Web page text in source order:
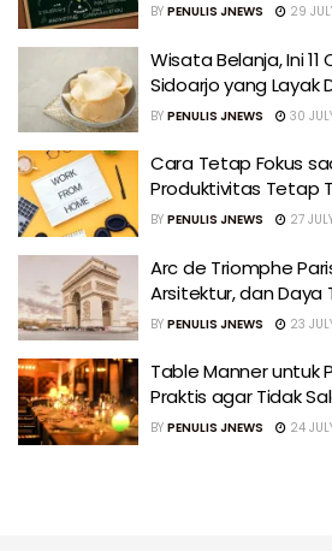
BY PENULIS JNEWS 29
Wisata Belanja, Ini 11
Sidoarjo yang Layak
BY PENULIS JNEWS 30
Cara Tetap Fokus
Produktivitas Tetap
BY PENULIS JNEWS 27
Arc de Triomphe
Arsitektur, dan Daya
BY PENULIS JNEWS 23
Table Manner untuk
Praktis agar Tidak
BY PENULIS JNEWS 24